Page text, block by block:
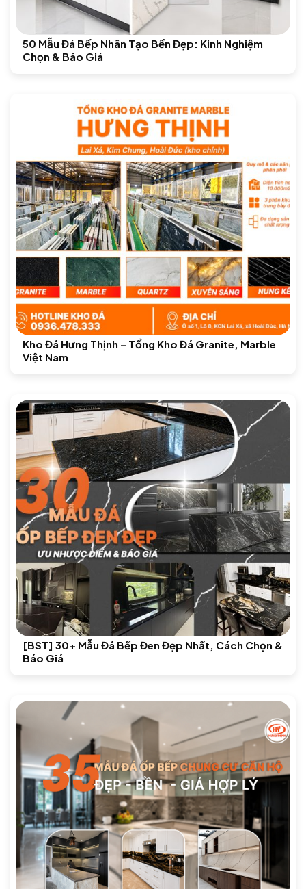
50 Mẫu Đá Bếp Nhân Tạo Bền Đẹp: Kinh Nghiệm
Chọn & Báo Giá
Kho Đá Hưng Thịnh – Tổng Kho Đá Granite, Marble
Việt Nam
[BST] 30+ Mẫu Đá Bếp Đen Đẹp Nhất, Cách Chọn &
Báo Giá